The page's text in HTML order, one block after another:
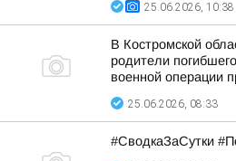
25.06.2026, 10:38
В Костромской
родители
военной операции
25.06.2026, 08:33
#СводкаЗаСутки